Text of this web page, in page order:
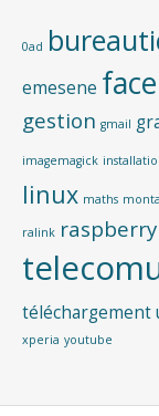
0ad
emesene
gestion gmail
imagemagick
linux maths
ralink
téléchargement
xperia youtube